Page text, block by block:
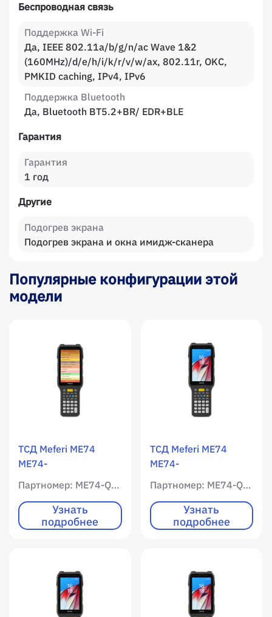
Беспроводная связь
Поддержка Wi-Fi
Да, IEEE 802.11a/b/g/n/ac Wave 1&2
(160MHz)/d/e/h/i/k/r/v/w/ax, 802.11r, OKC,
PMKID caching, IPv4, IPv6
Поддержка Bluetooth
Да, Bluetooth BT5.2+BR/ EDR+BLE
Гарантия
Гарантия
1 год
Другие
Подогрев экрана
Подогрев экрана и окна имидж-сканера
Популярные конфигурации этой
модели
ТСД Meferi ME74
ME74-
Q313BS93DNC7CH /
WLAN / 4096 RAM /
65536 ROM /
Цветной экран /
(фотосканер) Zebra
SE58 / 1D / 2D /
фотокамера / Android
Партномер: ME74-Q313BS93DNC7CH
Узнать
подробнее
ТСД Meferi ME74
ME74-
Q313BS90DNC2CH /
WLAN / 4096 RAM /
65536 ROM /
Цветной экран /
(фотосканер) Zebra
SE58 Long Range / 1D
/ 2D / фотокамера /
Партномер: ME74-Q313BS90DNC2CH
Узнать
подробнее